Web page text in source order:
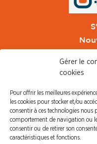
Gérer le
cookies
Pour offrir les meilleures
les cookies pour stocker et/ou
consentir à ces technologies nous
comportement de navigation ou
consentir ou de retirer son
caractéristiques et fonctions.